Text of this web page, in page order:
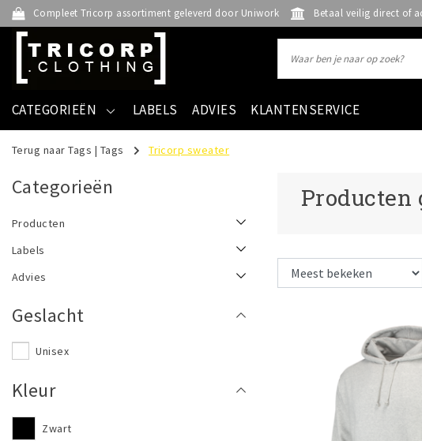
Compleet Tricorp assortiment geleverd door Uniwork Betaal veilig direct of
CATEGORIEËN LABELS ADVIES KLANTENSERVICE
Terug naar Tags | Tags Tricorp sweater
Categorieën
Producten
Labels
Advies
Geslacht
Unisex
Kleur
Zwart
Producten